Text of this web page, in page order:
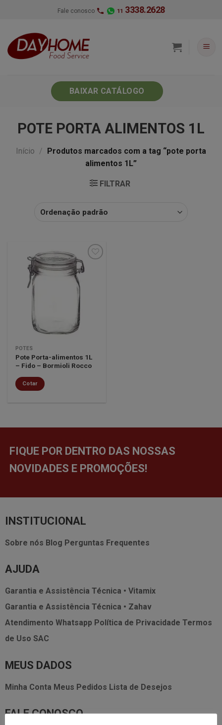
Fale conosco 11 3338.2628
BAIXAR CATÁLOGO
POTE PORTA ALIMENTOS 1L
Início /
Produtos marcados com a tag “pote porta
alimentos 1L”
FILTRAR
Minha
desejos
POTES
Pote Porta-alimentos 1L
– Fido – Bormioli Rocco
Cotar
FIQUE POR DENTRO DAS NOSSAS
NOVIDADES E PROMOÇÕES!
INSTITUCIONAL
Sobre nós Blog Perguntas Frequentes
AJUDA
Garantia e Assistência Técnica • Vitamix
Garantia e Assistência Técnica • Zahav
Atendimento Whatsapp Política de Privacidade Termos
de Uso SAC
MEUS DADOS
Minha Conta Meus Pedidos Lista de Desejos
FALE CONOSCO